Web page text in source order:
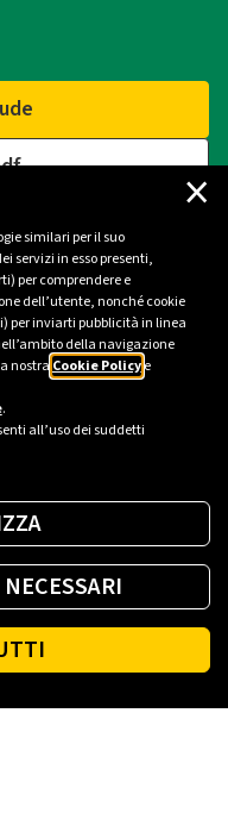
similari per il suo
servizi in esso presenti,
per comprendere e
dell’utente, nonché cookie
per inviarti pubblicità in linea
della navigazione
nostra Cookie Policye
.
all’uso dei suddetti
×
- Milano